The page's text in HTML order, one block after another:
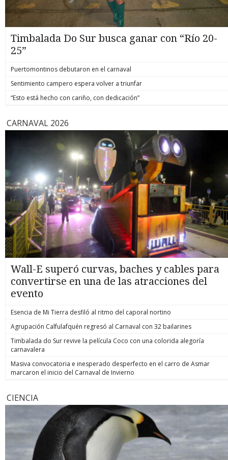
Timbalada Do Sur busca ganar con “Río 20-
25”
Puertomontinos debutaron en el carnaval
Sentimiento campero espera volver a triunfar
“Esto está hecho con cariño, con dedicación”
CARNAVAL 2026
Wall-E superó curvas, baches y cables para
convertirse en una de las atracciones del
evento
Esencia de Mi Tierra desfiló al ritmo del caporal nortino
Agrupación Calfulafquén regresó al Carnaval con 32 bailarines
Timbalada do Sur revive la película Coco con una colorida alegoría
carnavalera
Masiva convocatoria e inesperado desperfecto en el carro de Asmar
marcaron el inicio del Carnaval de Invierno
CIENCIA